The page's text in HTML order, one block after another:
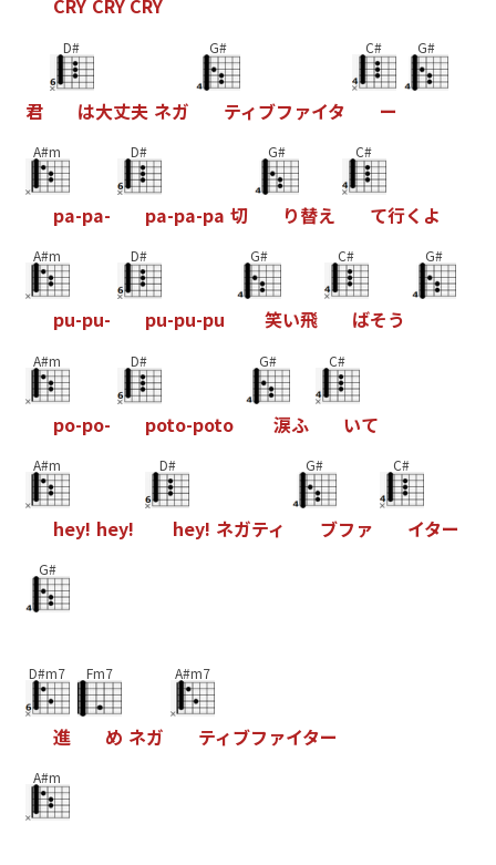
CRY CRY CRY
君
D#
は大丈夫 ネガ
G#
ティブフ ァイタ
C#
ー
G#
A#m
pa-pa-
D#
pa-pa-pa 切
G#
り替え
C#
て行く よ
A#m
pu-pu-
D#
pu-pu-pu
G#
笑い飛
C#
ばそう
G#
A#m
po-po-
D#
poto-poto
G#
涙ふ
C#
いて
A#m
hey! hey!
D#
hey! ネガティ
G#
ブフ ァ
C#
イター
G#
D#m7
進
Fm7
め ネガ
A#m7
ティブフ ァイター
A#m